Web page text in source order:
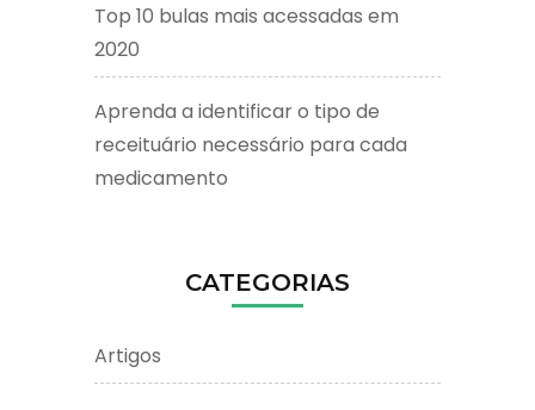
Top 10 bulas mais acessadas em
2020
Aprenda a identificar o tipo de
receituário necessário para cada
medicamento
CATEGORIAS
Artigos